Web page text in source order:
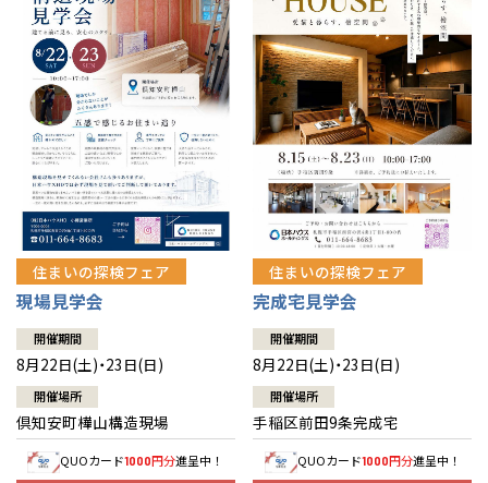
住まいの探検フェア
現場見学会
開催期間
8月22日(土)・23日(日)
開催場所
倶知安町樺山構造現場
QUOカード1000円分進呈中！
住まいの探検フェア
完成宅見学会
開催期間
8月22日(土)・23日(日)
開催場所
手稲区前田9条完成宅
QUOカード1000円分進呈中！
全国の展示場
北海道
札幌
道央
道北
道南
道東
東北
青森
秋田
岩手
山形
宮城
甲信越・北陸
新潟
山梨
長野
富山
関東
東京
神奈川
埼玉
東海
愛知
岐阜
近畿
大阪
中国・四国
お近くのイベント
北海道
札幌
札幌
小樽
道央
苫小牧千歳
小樽
道北
道南
道東
釧路
東北
青森県
八戸
青森
秋田県
秋田
岩手県
山形県
宮城県
仙台
甲信越・北陸
新潟県
長岡
山梨県
長野県
富山県
富山
関東
東京都
神奈川県
相模
東海
愛知県
岐阜県
岐阜
近畿
大阪府
大阪
中国・四国